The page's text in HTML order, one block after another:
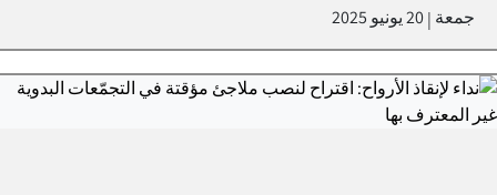
جمعة |20 يونيو 2025